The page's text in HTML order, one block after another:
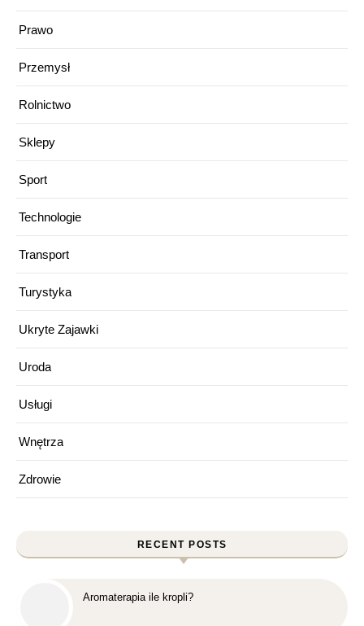
Prawo
Przemysł
Rolnictwo
Sklepy
Sport
Technologie
Transport
Turystyka
Ukryte Zajawki
Uroda
Usługi
Wnętrza
Zdrowie
RECENT POSTS
Aromaterapia ile kropli?